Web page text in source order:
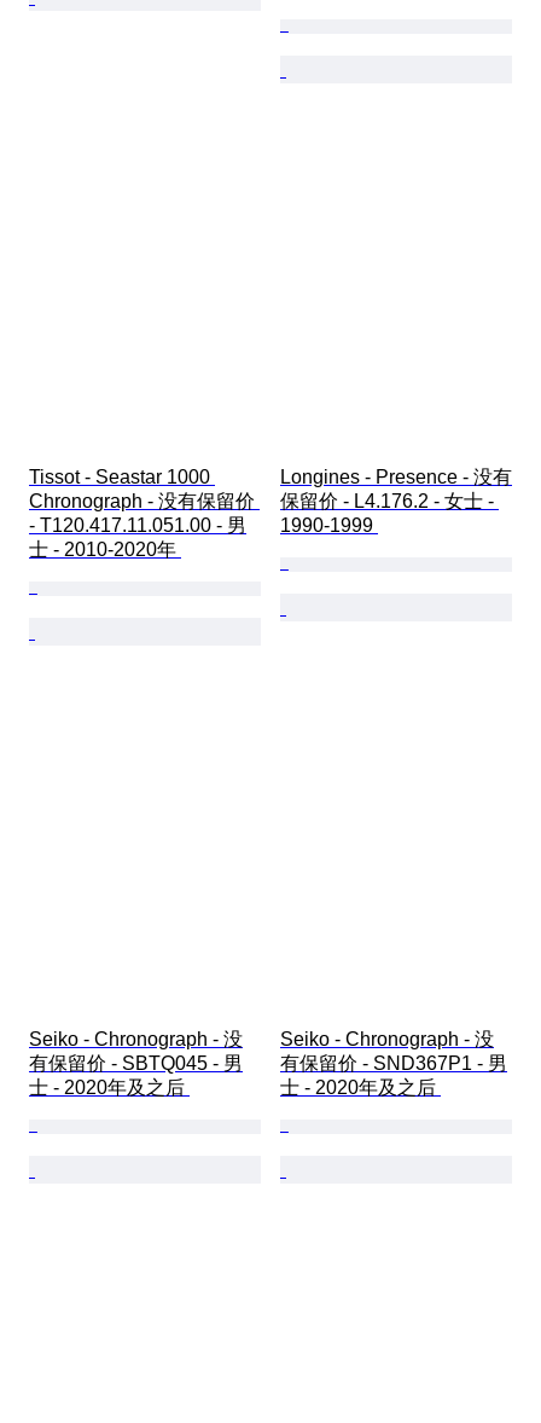
Tissot - Seastar 1000
Chronograph - 没有保留价
- T120.417.11.051.00 - 男
士 - 2010-2020年
Longines - Presence - 没有
保留价 - L4.176.2 - 女士 -
1990-1999
Seiko - Chronograph - 没
有保留价 - SBTQ045 - 男
士 - 2020年及之后
Seiko - Chronograph - 没
有保留价 - SND367P1 - 男
士 - 2020年及之后